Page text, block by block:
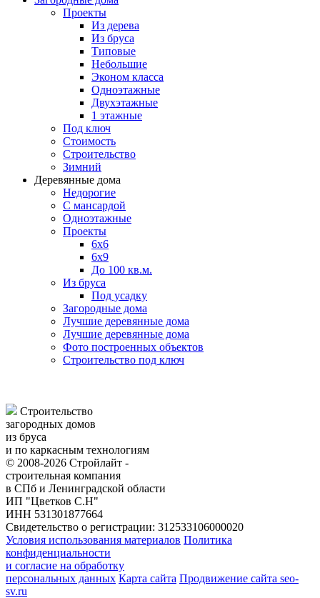
Проекты
Из дерева
Из бруса
Типовые
Небольшие
Эконом класса
Одноэтажные
Двухэтажные
1 этажные
Под ключ
Стоимость
Строительство
Зимний
Деревянные дома
Недорогие
С мансардой
Одноэтажные
Проекты
6х6
6х9
До 100 кв.м.
Из бруса
Под усадку
Загородные дома
Лучшие деревянные дома
Лучшие деревянные дома
Фото построенных объектов
Строительство под ключ
Строительство
загородных домов
из бруса
и по каркасным технологиям
© 2008-2026 Стройлайт -
строительная компания
в СПб и Ленинградской области
ИП "Цветков С.Н"
ИНН 531301877664
Свидетельство о регистрации: 312533106000020
Условия использования материалов Политика
конфиденциальности
и согласие на обработку
персональных данных Карта сайта Продвижение сайта seo-
sv.ru